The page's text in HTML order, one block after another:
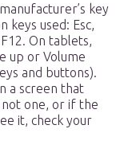
key
keys used: Esc,
On tablets,
up or Volume
and buttons).
a screen that
one, or if the
it, check your